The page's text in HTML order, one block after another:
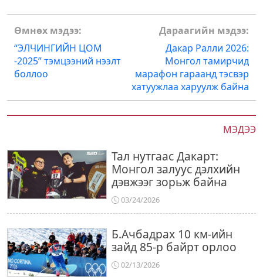
МЭДЭЭ
Тал нутгаас Дакарт:
Монгол залуус дэлхийн
дэвжээг зорьж байна
03/24/2026
Б.Ачбадрах 10 км-ийн
зайд 85-р байрт орлоо
02/13/2026
Post
navigation
Өмнөх мэдээ:
“ЭЛЧИНГИЙН ЦОМ
-2025” тэмцээний нээлт
боллоо
Дараагийн мэдээ:
Дакар Ралли 2026:
Монгол тамирчид
марафон гараанд тэсвэр
хатуужлаа харуулж байна